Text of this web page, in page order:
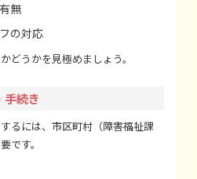
無
の対応
どうかを見極めましょう。
続き
るには、市区町村（障害福祉課
です。